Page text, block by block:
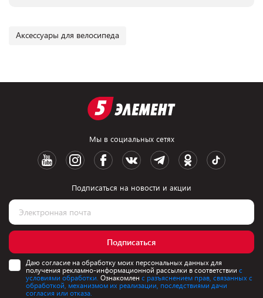
Аксессуары для велосипеда
Мы в социальных сетях
Подписаться на новости и акции
Подписаться
Даю согласие на обработку моих персональных данных для
получения рекламно-информационной рассылки в соответствии с
условиями обработки. Ознакомлен с разъяснением прав, связанных с
обработкой, механизмом их реализации, последствиями дачи
согласия или отказа.